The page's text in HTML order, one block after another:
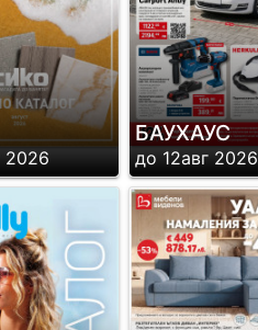
2026
БАУХАУС
до 12авг 2026